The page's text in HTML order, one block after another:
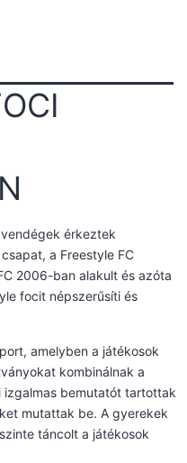
érkeztek
a Freestyle FC
2006-ban alakult és azóta
focit népszerűsíti és
amelyben a játékosok
kombinálnak a
izgalmas bemutatót tartottak
mutattak be. A gyerekek
táncolt a játékosok